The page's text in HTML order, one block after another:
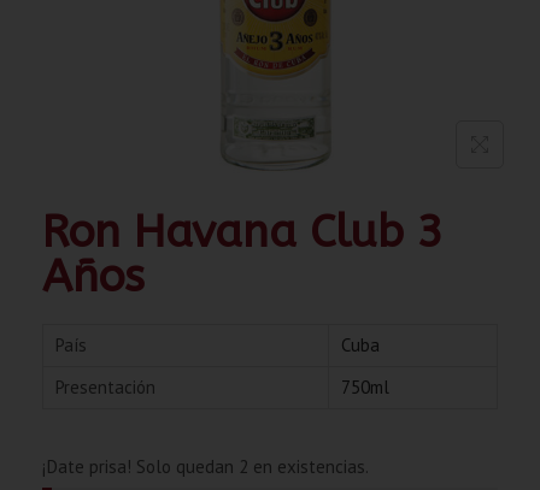
Ron Havana Club 3
Años
País
Cuba
Presentación
750ml
¡Date prisa! Solo quedan 2 en existencias.